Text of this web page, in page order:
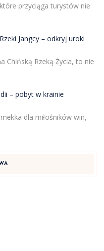
przyciąga turystów nie
Jangcy – odkryj uroki
Chińską Rzeką Życia, to nie
– pobyt w krainie
dla miłośników win,